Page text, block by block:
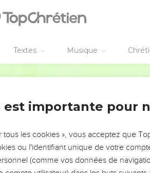
Textes Musique
!
leur vision. Mais on voit
même que ce sont
est importante pour
les cookies », vous acceptez que
ou l'identifiant unique de votre
(comme vos données de